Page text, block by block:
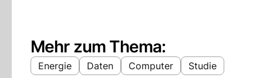
Mehr zum Thema:
Energie Daten Computer Studie